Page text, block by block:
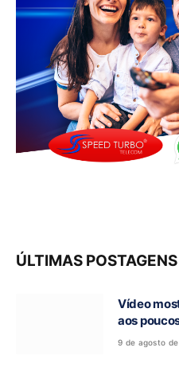
ÚLTIMAS POSTAGENS
Vídeo
aos
acidente
9 de agosto